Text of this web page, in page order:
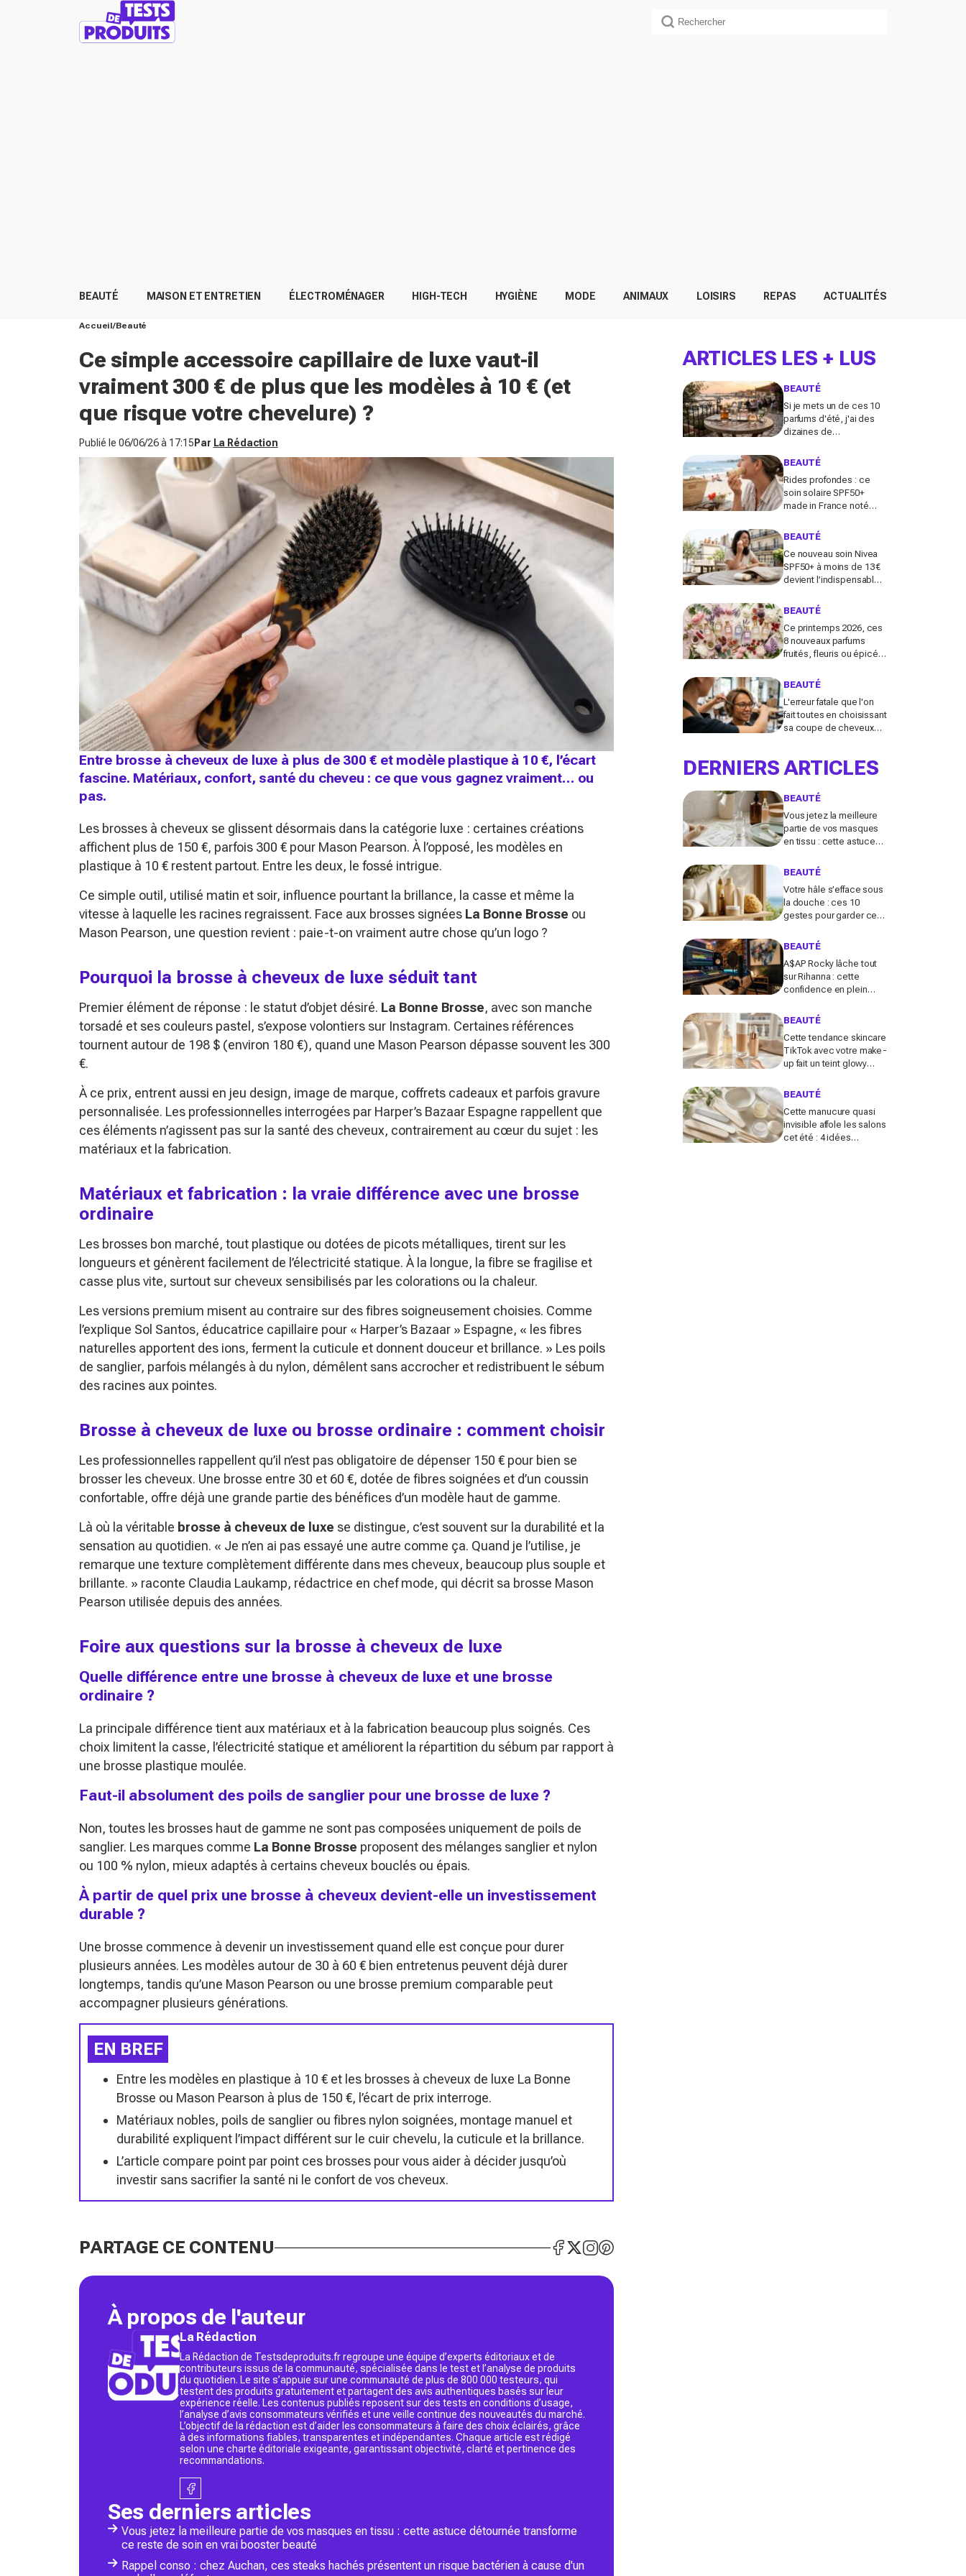
BEAUTÉ MAISON ET ENTRETIEN ÉLECTROMÉNAGER HIGH-TECH HYGIÈNE MODE ANIMAUX LOISIRS REPAS ACTUALITÉS
Accueil Beauté
Ce simple accessoire capillaire de luxe vaut-il
vraiment 300 € de plus que les modèles à 10 € (et
que risque votre chevelure) ?
Publié le 06/06/26 à 17:15 Par La Rédaction
Entre brosse à cheveux de luxe à plus de 300 € et modèle plastique à 10 €, l’écart
fascine. Matériaux, confort, santé du cheveu : ce que vous gagnez vraiment… ou
pas.
Les brosses à cheveux se glissent désormais dans la catégorie luxe : certaines créations
affichent plus de 150 €, parfois 300 € pour Mason Pearson. À l’opposé, les modèles en
plastique à 10 € restent partout. Entre les deux, le fossé intrigue.
Ce simple outil, utilisé matin et soir, influence pourtant la brillance, la casse et même la
vitesse à laquelle les racines regraissent. Face aux brosses signées La Bonne Brosse ou
Mason Pearson, une question revient : paie-t-on vraiment autre chose qu’un logo ?
Pourquoi la brosse à cheveux de luxe séduit tant
Premier élément de réponse : le statut d’objet désiré. La Bonne Brosse, avec son manche
torsadé et ses couleurs pastel, s’expose volontiers sur Instagram. Certaines références
tournent autour de 198 $ (environ 180 €), quand une Mason Pearson dépasse souvent les 300
€.
À ce prix, entrent aussi en jeu design, image de marque, coffrets cadeaux et parfois gravure
personnalisée. Les professionnelles interrogées par Harper’s Bazaar Espagne rappellent que
ces éléments n’agissent pas sur la santé des cheveux, contrairement au cœur du sujet : les
matériaux et la fabrication.
Matériaux et fabrication : la vraie différence avec une brosse
ordinaire
Les brosses bon marché, tout plastique ou dotées de picots métalliques, tirent sur les
longueurs et génèrent facilement de l’électricité statique. À la longue, la fibre se fragilise et
casse plus vite, surtout sur cheveux sensibilisés par les colorations ou la chaleur.
Les versions premium misent au contraire sur des fibres soigneusement choisies. Comme
l’explique Sol Santos, éducatrice capillaire pour « Harper’s Bazaar » Espagne, « les fibres
naturelles apportent des ions, ferment la cuticule et donnent douceur et brillance. » Les poils
de sanglier, parfois mélangés à du nylon, démêlent sans accrocher et redistribuent le sébum
des racines aux pointes.
Brosse à cheveux de luxe ou brosse ordinaire : comment choisir
Les professionnelles rappellent qu’il n’est pas obligatoire de dépenser 150 € pour bien se
brosser les cheveux. Une brosse entre 30 et 60 €, dotée de fibres soignées et d’un coussin
confortable, offre déjà une grande partie des bénéfices d’un modèle haut de gamme.
Là où la véritable brosse à cheveux de luxe se distingue, c’est souvent sur la durabilité et la
sensation au quotidien. « Je n’en ai pas essayé une autre comme ça. Quand je l’utilise, je
remarque une texture complètement différente dans mes cheveux, beaucoup plus souple et
brillante. » raconte Claudia Laukamp, rédactrice en chef mode, qui décrit sa brosse Mason
Pearson utilisée depuis des années.
Foire aux questions sur la brosse à cheveux de luxe
Quelle différence entre une brosse à cheveux de luxe et une brosse
ordinaire ?
La principale différence tient aux matériaux et à la fabrication beaucoup plus soignés. Ces
choix limitent la casse, l’électricité statique et améliorent la répartition du sébum par rapport à
une brosse plastique moulée.
Faut-il absolument des poils de sanglier pour une brosse de luxe ?
Non, toutes les brosses haut de gamme ne sont pas composées uniquement de poils de
sanglier. Les marques comme La Bonne Brosse proposent des mélanges sanglier et nylon
ou 100 % nylon, mieux adaptés à certains cheveux bouclés ou épais.
À partir de quel prix une brosse à cheveux devient-elle un investissement
durable ?
Une brosse commence à devenir un investissement quand elle est conçue pour durer
plusieurs années. Les modèles autour de 30 à 60 € bien entretenus peuvent déjà durer
longtemps, tandis qu’une Mason Pearson ou une brosse premium comparable peut
accompagner plusieurs générations.
EN BREF
Entre les modèles en plastique à 10 € et les brosses à cheveux de luxe La Bonne
Brosse ou Mason Pearson à plus de 150 €, l’écart de prix interroge.
Matériaux nobles, poils de sanglier ou fibres nylon soignées, montage manuel et
durabilité expliquent l’impact différent sur le cuir chevelu, la cuticule et la brillance.
L’article compare point par point ces brosses pour vous aider à décider jusqu’où
investir sans sacrifier la santé ni le confort de vos cheveux.
PARTAGE CE CONTENU
À propos de l'auteur
La Rédaction
La Rédaction de Testsdeproduits.fr regroupe une équipe d’experts éditoriaux et de
contributeurs issus de la communauté, spécialisée dans le test et l’analyse de produits
du quotidien. Le site s’appuie sur une communauté de plus de 800 000 testeurs, qui
testent des produits gratuitement et partagent des avis authentiques basés sur leur
expérience réelle. Les contenus publiés reposent sur des tests en conditions d’usage,
l’analyse d’avis consommateurs vérifiés et une veille continue des nouveautés du marché.
L’objectif de la rédaction est d’aider les consommateurs à faire des choix éclairés, grâce
à des informations fiables, transparentes et indépendantes. Chaque article est rédigé
selon une charte éditoriale exigeante, garantissant objectivité, clarté et pertinence des
recommandations.
Ses derniers articles
Vous jetez la meilleure partie de vos masques en tissu : cette astuce détournée transforme
ce reste de soin en vrai booster beauté
Rappel conso : chez Auchan, ces steaks hachés présentent un risque bactérien à cause d'un
ARTICLES LES + LUS
BEAUTÉ
Si je mets un de ces 10
parfums d'été, j'ai des
dizaines de
journée
BEAUTÉ
Rides profondes : ce
soin solaire SPF50+
made in France noté
de freiner leur apparition
BEAUTÉ
Ce nouveau soin Nivea
SPF50+ à moins de 13 €
devient l’indispensable
pour éviter les dégâts du
BEAUTÉ
Ce printemps 2026, ces
8 nouveaux parfums
fruités, fleuris ou épicés
Guerlain vont booster
BEAUTÉ
L'erreur fatale que l'on
fait toutes en choisissant
sa coupe de cheveux
DERNIERS ARTICLES
BEAUTÉ
Vous jetez la meilleure
partie de vos masques
en tissu : cette astuce
reste de soin en vrai
BEAUTÉ
Votre hâle s’efface sous
la douche : ces 10
gestes pour garder ce
sans abîmer votre peau
BEAUTÉ
A$AP Rocky lâche tout
sur Rihanna : cette
confidence en plein
ce projet attendu par la
BEAUTÉ
Cette tendance skincare
TikTok avec votre make-
up fait un teint glowy
cette erreur avec votre
BEAUTÉ
Cette manucure quasi
invisible affole les salons
cet été : 4 idées